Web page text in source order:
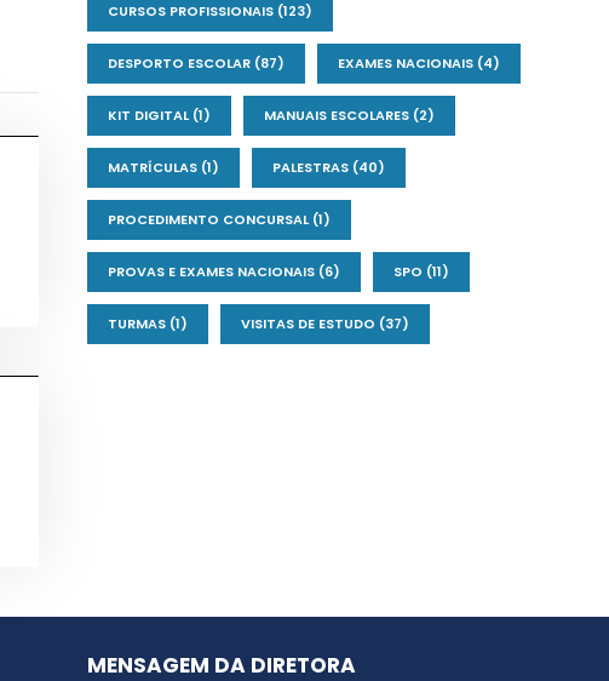
CURSOS PROFISSIONAIS(123)
DESPORTO ESCOLAR(87) EXAMES NACIONAIS(4)
KIT DIGITAL(1) MANUAIS ESCOLARES(2)
MATRÍCULAS(1) PALESTRAS(40)
PROCEDIMENTO CONCURSAL(1)
PROVAS E EXAMES NACIONAIS(6) SPO (11)
TURMAS(1) VISITAS DE ESTUDO (37)
MENSAGEM DA DIRETORA